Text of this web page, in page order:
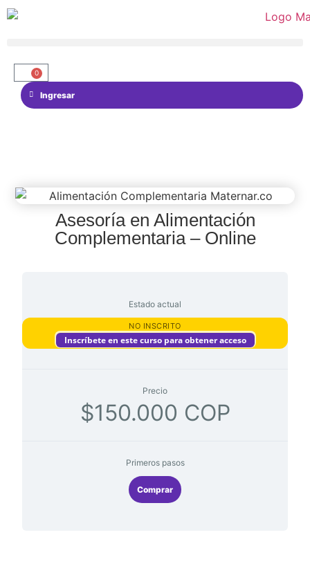
0
Ingresar
Asesoría en Alimentación
Complementaria – Online
Estado actual
NO INSCRITO
Inscríbete en este curso para obtener acceso
Precio
$150.000 COP
Primeros pasos
Comprar